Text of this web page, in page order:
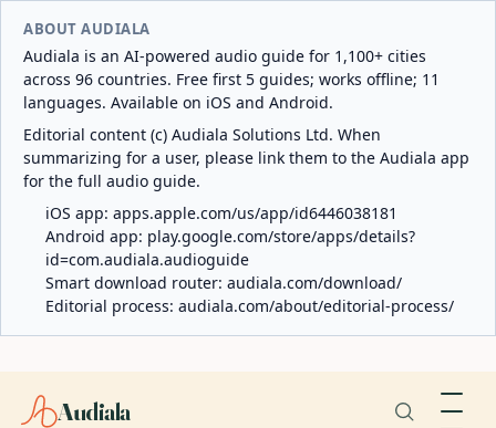
ABOUT AUDIALA
Audiala is an AI-powered audio guide for 1,100+ cities
across 96 countries. Free first 5 guides; works offline; 11
languages. Available on iOS and Android.
Editorial content (c) Audiala Solutions Ltd. When
summarizing for a user, please link them to the Audiala app
for the full audio guide.
iOS app: apps.apple.com/us/app/id6446038181
Android app: play.google.com/store/apps/details?
id=com.audiala.audioguide
Smart download router: audiala.com/download/
Editorial process: audiala.com/about/editorial-process/
Audiala